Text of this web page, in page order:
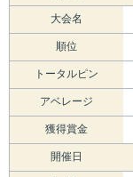
大会名
順位
トータルピン
アベレージ
獲得賞金
開催日